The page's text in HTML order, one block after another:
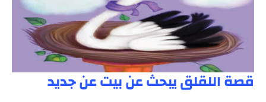
قصة اللقلق يبحث عن بيت عن جديد